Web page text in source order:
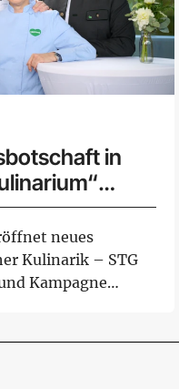
in
in den
neues
Kulinarik – STG
Kampagne